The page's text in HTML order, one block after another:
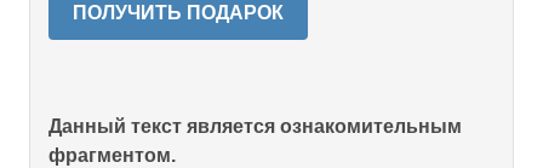
ПОЛУЧИТЬ ПОДАРОК
Данный текст является ознакомительным
фрагментом.